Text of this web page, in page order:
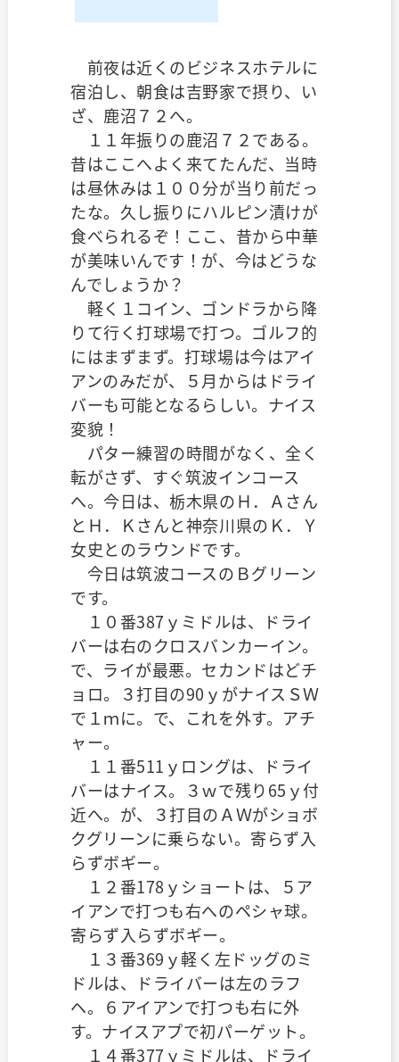
前夜は近くのビジネスホテルに
宿泊し、朝食は吉野家で摂り、い
ざ、鹿沼７２へ。
１１年振りの鹿沼７２である。
昔はここへよく来てたんだ、当時
は昼休みは１００分が当り前だっ
たな。久し振りにハルピン漬けが
食べられるぞ！ここ、昔から中華
が美味いんです！が、今はどうな
んでしょうか？
軽く１コイン、ゴンドラから降
りて行く打球場で打つ。ゴルフ的
にはまずまず。打球場は今はアイ
アンのみだが、５月からはドライ
バーも可能となるらしい。ナイス
変貌！
パター練習の時間がなく、全く
転がさず、すぐ筑波インコース
へ。今日は、栃木県のＨ．Ａさん
とＨ．Ｋさんと神奈川県のＫ．Ｙ
女史とのラウンドです。
今日は筑波コースのＢグリーン
です。
１０番387ｙミドルは、ドライ
バーは右のクロスバンカーイン。
で、ライが最悪。セカンドはどチ
ョロ。３打目の90ｙがナイスＳＷ
で１ｍに。で、これを外す。アチ
ャー。
１１番511ｙロングは、ドライ
バーはナイス。３ｗで残り65ｙ付
近へ。が、３打目のＡＷがショボ
クグリーンに乗らない。寄らず入
らずボギー。
１２番178ｙショートは、５ア
イアンで打つも右へのペシャ球。
寄らず入らずボギー。
１３番369ｙ軽く左ドッグのミ
ドルは、ドライバーは左のラフ
ヘ。６アイアンで打つも右に外
す。ナイスアプで初パーゲット。
１４番377ｙミドルは、ドライ